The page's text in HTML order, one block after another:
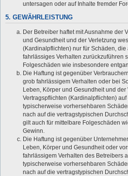
untersagen oder auf Inhalte fremder
5. GEWÄHRLEISTUNG
Der Betreiber haftet mit Ausnahme der
und Gesundheit und der Verletzung
(Kardinalpflichten) nur für Schäden,
fahrlässiges Verhalten zurückzuführen
Folgeschäden wie insbesondere
Die Haftung ist gegenüber
grob fahrlässigem Verhalten oder bei
Leben, Körper und Gesundheit und
Vertragspflichten (Kardinalpflichten)
typischerweise vorhersehbaren
nach auf die vertragstypischen
gilt auch für mittelbare Folgeschäden
Gewinn.
Die Haftung ist gegenüber
Leben, Körper und Gesundheit oder
fahrlässigem Verhalten des Betreibers
typischerweise vorhersehbaren
nach auf die vertragstypischen